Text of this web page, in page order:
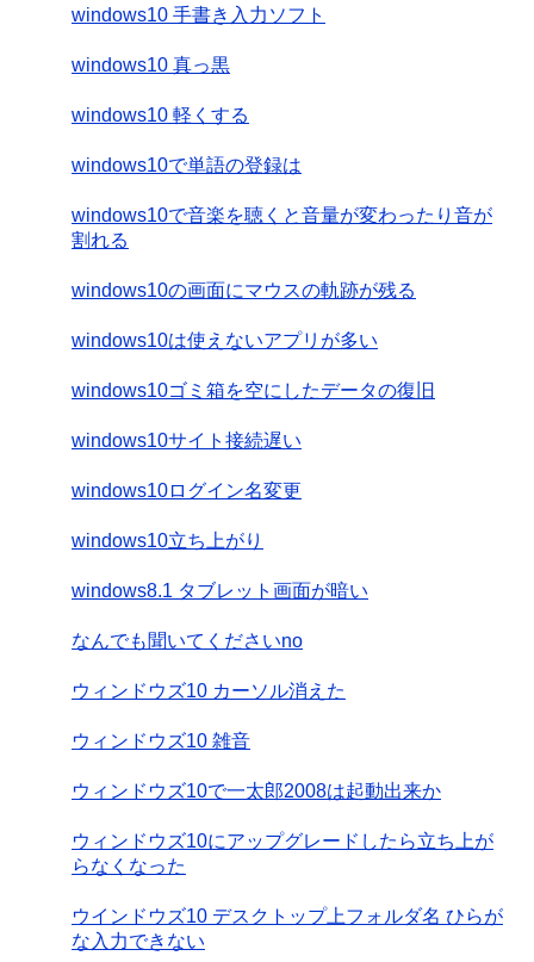
windows10 手書き入力ソフト
windows10 真っ黒
windows10 軽くする
windows10で単語の登録は
windows10で音楽を聴くと音量が変わったり音が
割れる
windows10の画面にマウスの軌跡が残る
windows10は使えないアプリが多い
windows10ゴミ箱を空にしたデータの復旧
windows10サイト接続遅い
windows10ログイン名変更
windows10立ち上がり
windows8.1 タブレット画面が暗い
なんでも聞いてくださいno
ウィンドウズ10 カーソル消えた
ウィンドウズ10 雑音
ウィンドウズ10で一太郎2008は起動出来か
ウィンドウズ10にアップグレードしたら立ち上が
らなくなった
ウインドウズ10 デスクトップ上フォルダ名 ひらが
な入力できない